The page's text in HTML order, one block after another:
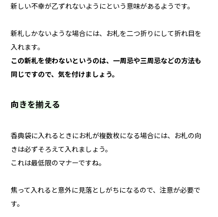
新しい不幸が乙ずれないようにという意味があるようです。
新札しかないような場合には、お札を二つ折りにして折れ目を
入れます。
この新札を使わないというのは、一周忌や三周忌などの方法も
同じですので、気を付けましょう。
向きを揃える
香典袋に入れるときにお札が複数枚になる場合には、お札の向
きは必ずそろえて入れましょう。
これは最低限のマナーですね。
焦って入れると意外に見落としがちになるので、注意が必要で
す。